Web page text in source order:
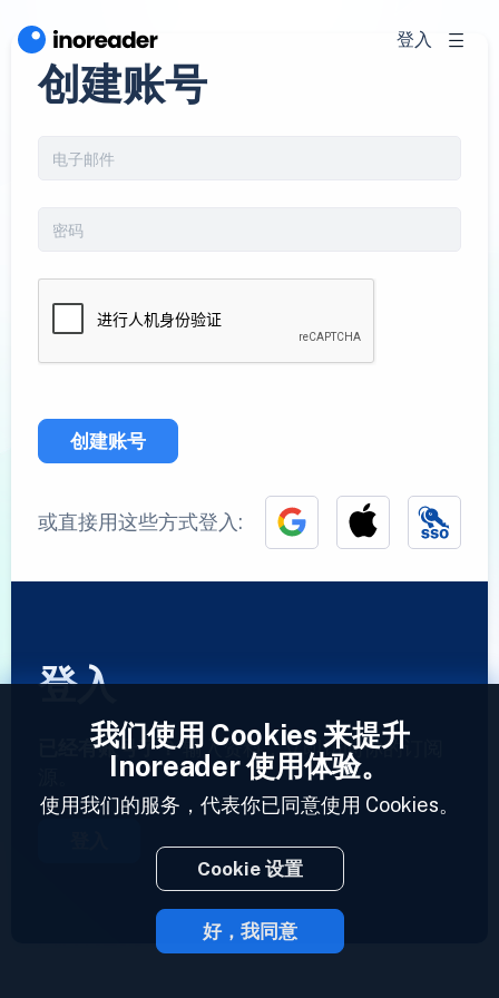
登入
创建账号
创建账号
或直接用这些方式登入:
登入
已经有账号了？输入资料，立即访问你的订阅
2023 © Inoreader
我们使用 Cookies 来提升
Inoreader 使用体验。
使用我们的服务，代表你已同意使用 Cookies。
Cookie 设置
好，我同意